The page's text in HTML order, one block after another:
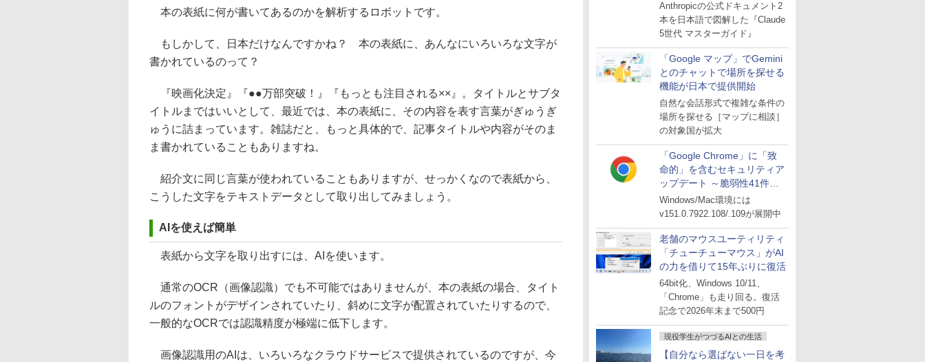
Anthropicの公式ドキュメント2
本を日本語で図解した『Claude
5世代 マスターガイド』
「Google マップ」でGemini
とのチャットで場所を探せる
機能が日本で提供開始
自然な会話形式で複雑な条件の
場所を探せる［マップに相談］
の対象国が拡大
「Google Chrome」に「致
命的」を含むセキュリティア
ップデート ～脆弱性41件に
対処
Windows/Mac環境には
v151.0.7922.108/.109が展開中
老舗のマウスユーティリティ
「チューチューマウス」がAI
の力を借りて15年ぶりに復活
64bit化、Windows 10/11、
「Chrome」も走り回る。復活
記念で2026年末まで500円
現役学生がつづるAIとの生活
【自分なら選ばない一日を考
本の表紙に何が書いてあるのかを解析するロボットです。
もしかして、日本だけなんですかね？ 本の表紙に、あんなにいろいろな文字が
書かれているのって？
『映画化決定』『●●万部突破！』『もっとも注目される××』。タイトルとサブタ
イトルまではいいとして、最近では、本の表紙に、その内容を表す言葉がぎゅうぎ
ゅうに詰まっています。雑誌だと、もっと具体的で、記事タイトルや内容がそのま
ま書かれていることもありますね。
紹介文に同じ言葉が使われていることもありますが、せっかくなので表紙から、
こうした文字をテキストデータとして取り出してみましょう。
AIを使えば簡単
表紙から文字を取り出すには、AIを使います。
通常のOCR（画像認識）でも不可能ではありませんが、本の表紙の場合、タイト
ルのフォントがデザインされていたり、斜めに文字が配置されていたりするので、
一般的なOCRでは認識精度が極端に低下します。
画像認識用のAIは、いろいろなクラウドサービスで提供されているのですが、今